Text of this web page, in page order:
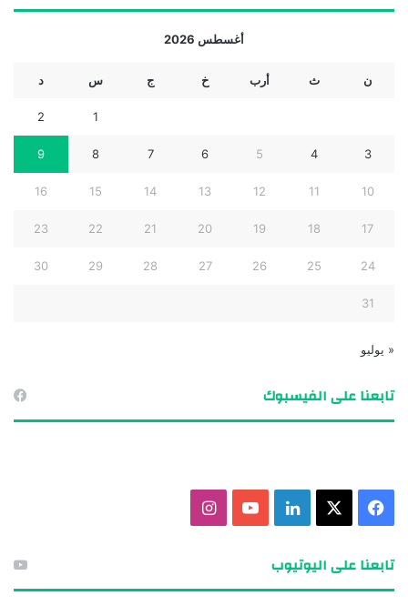
أغسطس 2026
ن ث أرب خ ج س د
1
2
3
4
5
6
7
8
9
10
11
12
13
14
15
16
17
18
19
20
21
22
23
24
25
26
27
28
29
30
31
« يوليو
تابعنا على الفيسبوك
تابعنا على اليوتيوب